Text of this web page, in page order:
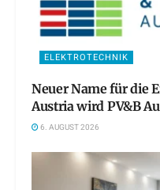
ELEKTROTECHNIK
Neuer Name für die
Austria wird PV&B
6. AUGUST 2026